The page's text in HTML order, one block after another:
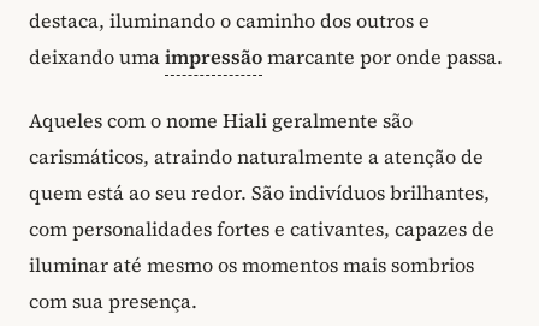
destaca, iluminando o caminho dos outros e
deixando umaimpressãomarcante por onde passa.
Aqueles com o nome Hiali geralmente são
carismáticos, atraindo naturalmente a atenção de
quem está ao seu redor. São indivíduos brilhantes,
com personalidades fortes e cativantes, capazes de
iluminar até mesmo os momentos mais sombrios
com sua presença.